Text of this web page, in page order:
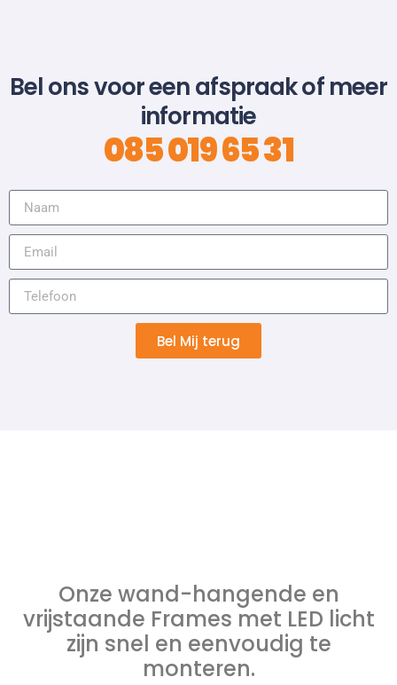
Bel ons voor een afspraak of meer
informatie
085 019 65 31
Bel Mij terug
Onze wand-hangende en
vrijstaande Frames met LED licht
zijn snel en eenvoudig te
monteren.